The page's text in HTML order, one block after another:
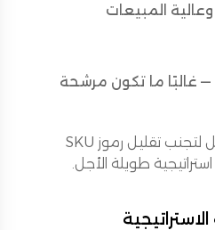
المبيعات
غالبًا ما تكون مرشحة
حلل دورة حياة المنتج بالكامل لتجنب تقليل رموز SKU
طويلة الأجل.